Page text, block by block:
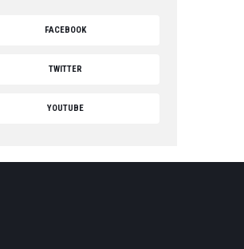
FACEBOOK
TWITTER
YOUTUBE